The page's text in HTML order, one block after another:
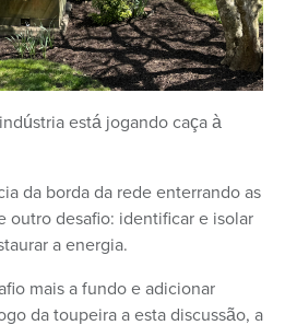
está jogando caça à
da borda da rede enterrando as
outro desafio: identificar e isolar
a energia.
mais a fundo e adicionar
da toupeira a esta discussão, a